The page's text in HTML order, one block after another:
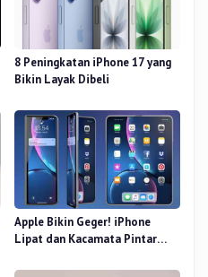
8 Peningkatan iPhone 17 yang
Bikin Layak Dibeli
Apple Bikin Geger! iPhone
Lipat dan Kacamata Pintar